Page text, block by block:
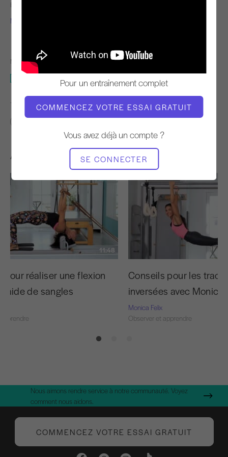
Pour un entraînement complet
COMMENCEZ VOTRE ESSAI GRATUIT
Vous avez déjà un compte ?
SE CONNECTER
ENSEIGNANT
Monica Felix
MATÉRIEL NÉCESSAIRE
TROUVER DES COURS SIMILAIRES POUR
Autres séances d'entraînement
11:48
pour réaliser une flexion
de sangles
Conseils pour les
inversées avec Monica
Monica Felix
Observer et apprendre
Nous aimons rendre service à notre communauté. Voyez
comment nous aidons.
COMMENCEZ VOTRE ESSAI GRATUIT